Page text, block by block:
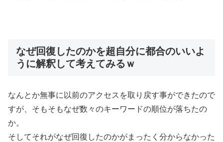
なぜ回復したのかを超自分に都合のいいよ
うに解釈して考えてみるｗ
なんとか無事に以前のアクセスを取り戻す事ができたので
すが、そもそもなぜ数々のキーワードの順位が落ちたの
か。
そしてそれがなぜ回復したのかがまったく分からなかった